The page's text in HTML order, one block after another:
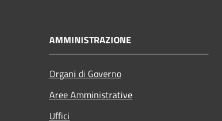
AMMINISTRAZIONE
Organi di Governo
Aree Amministrative
Uffici